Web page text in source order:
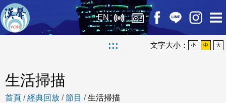
EN
::: 文字大小： 小 中 大
生活掃描
首頁 /經典回放 /節目 /生活掃描